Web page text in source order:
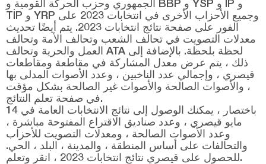
الجمهوري وحزب الحركة القومية و BBP و YSP و IP و
TİP و YRP وجميع الأحزاب الأخرى في انتخابات 2023 على
الفور على صفحة نتائج انتخابات 2023. يتم أيضًا تحديث
معدلات التصويت في تحالف الشعب وتحالف الأمة وتحالف
العمل والحرية وتحالف ATA لحظة بلحظة. بالإضافة إلى
ذلك ، يتم عرض معدل المشاركة في مقاطعة ومقاطعات
قيصري ، وإجمالي عدد الناخبين ، وعدد الأصوات المدلى بها
، والأصوات الصالحة والأصوات غير الصالحة بشكل مؤقت
في صفحة تعلم النتائج.
باختصار ، يمكنك الوصول إلى نتائج الانتخابات العامة في 14
مايو قيصري ، وعدد صناديق الاقتراع المفتوحة مباشرة ،
وعدد الأصوات الصالحة ، ومعدلات التصويت للأحزاب
والتحالفات على أساس المنطقة ، والمدينة ، البلد ، الحي.
للحصول على قيصري نتائج انتخابات 2023 ، انقر وتعلم.